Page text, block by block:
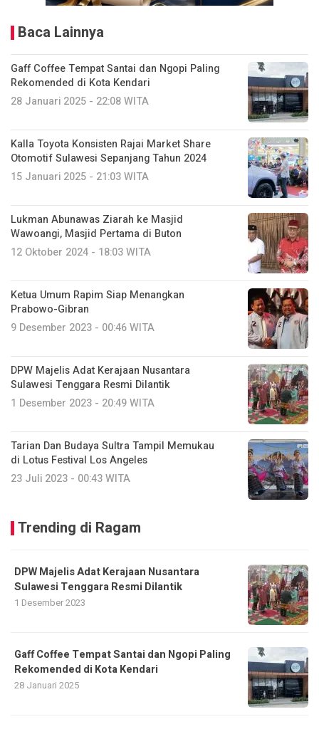
Baca Lainnya
Gaff Coffee Tempat Santai dan Ngopi Paling
Rekomended di Kota Kendari
28 Januari 2025 - 22:08 WITA
Kalla Toyota Konsisten Rajai Market Share
Otomotif Sulawesi Sepanjang Tahun 2024
15 Januari 2025 - 21:03 WITA
Lukman Abunawas Ziarah ke Masjid
Wawoangi, Masjid Pertama di Buton
12 Oktober 2024 - 18:03 WITA
Ketua Umum Rapim Siap Menangkan
Prabowo-Gibran
9 Desember 2023 - 00:46 WITA
DPW Majelis Adat Kerajaan Nusantara
Sulawesi Tenggara Resmi Dilantik
1 Desember 2023 - 20:49 WITA
Tarian Dan Budaya Sultra Tampil Memukau
di Lotus Festival Los Angeles
23 Juli 2023 - 00:43 WITA
Trending di Ragam
DPW Majelis Adat Kerajaan Nusantara
Sulawesi Tenggara Resmi Dilantik
1 Desember 2023
Gaff Coffee Tempat Santai dan Ngopi Paling
Rekomended di Kota Kendari
28 Januari 2025